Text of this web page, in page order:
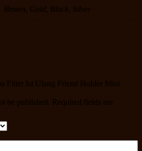
Brown, Gold, Black, Silver
Filter Isi Ulang Friend Holder Mini
be published.
Required fields are